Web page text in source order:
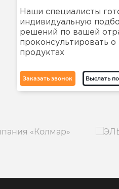
Наши специалисты
индивидуальную
решений по вашей
проконсультировать
продуктах
Заказать звонок Выслать